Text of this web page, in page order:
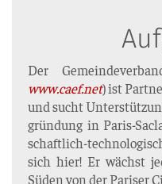
Der
www.caef.net) ist
und sucht
grün­dung in Paris-
schaft­lich-
sich hier! Er wächst
Süden von der Pari­ser